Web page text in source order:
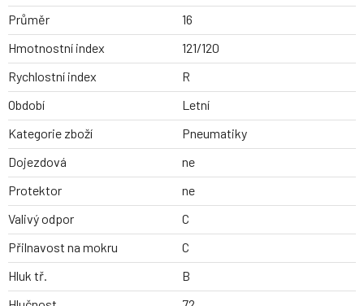
Průměr
16
Hmotnostní index
121/120
Rychlostní index
R
Období
Letní
Kategorie zboží
Pneumatiky
Dojezdová
ne
Protektor
ne
Valivý odpor
C
Přilnavost na mokru
C
Hluk tř.
B